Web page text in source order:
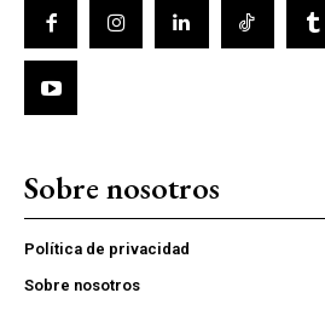
Sobre nosotros
Política de privacidad
Sobre nosotros